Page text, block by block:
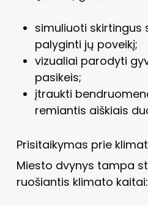
simuliuoti skirtingus
palyginti jų poveikį;
vizualiai parodyti
pasikeis;
įtraukti
remiantis aiškiais
Prisitaikymas prie
Miesto dvynys tampa
ruošiantis klimato kaitai: